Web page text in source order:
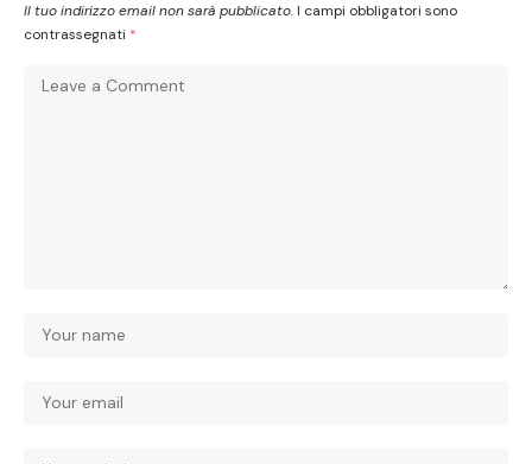
Il tuo indirizzo email non sarà pubblicato. I campi obbligatori sono
contrassegnati *